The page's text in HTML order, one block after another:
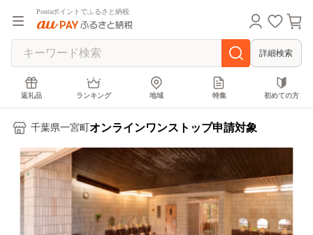
Pontaポイントでふるさと納税
詳細検索
返礼品 ランキング 地域 特集 初めての方
千葉県一宮町 オンラインワンストップ申請対象